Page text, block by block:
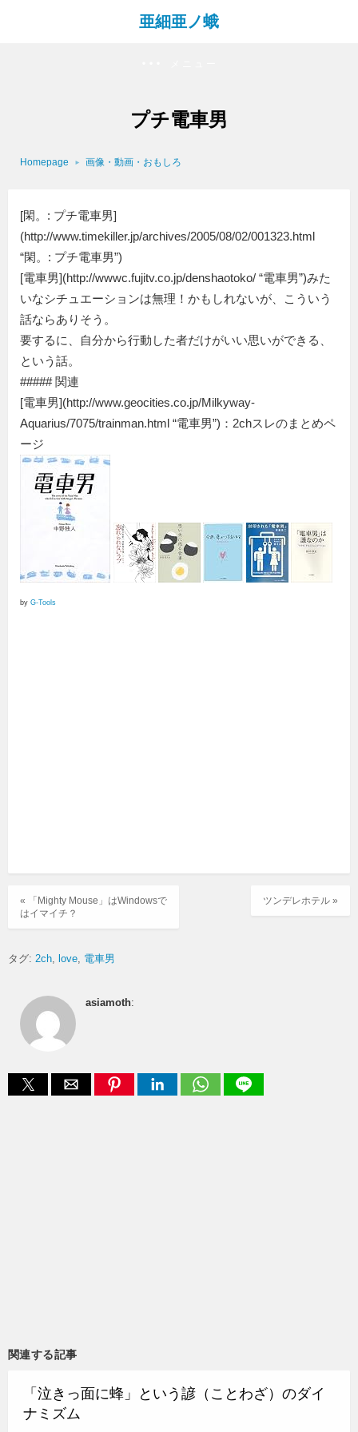
亜細亜ノ蛾
プチ電車男
Homepage 画像・動画・おもしろ
[閑。: プチ電車男]
(http://www.timekiller.jp/archives/2005/08/02/001323.html
“閑。: プチ電車男”)
[電車男](http://wwwc.fujitv.co.jp/denshaotoko/ “電車男”)みた
いなシチュエーションは無理！かもしれないが、こういう
話ならありそう。
要するに、自分から行動した者だけがいい思いができる、
という話。
##### 関連
[電車男](http://www.geocities.co.jp/Milkyway-
Aquarius/7075/trainman.html “電車男”)：2chスレのまとめペ
ージ
by G-Tools
ツンデレホテル »
« 「Mighty Mouse」はWindowsで
はイマイチ？
タグ: 2ch love 電車男
asiamoth:
関連する記事
「泣きっ面に蜂」という諺（ことわざ）のダイ
ナミズム